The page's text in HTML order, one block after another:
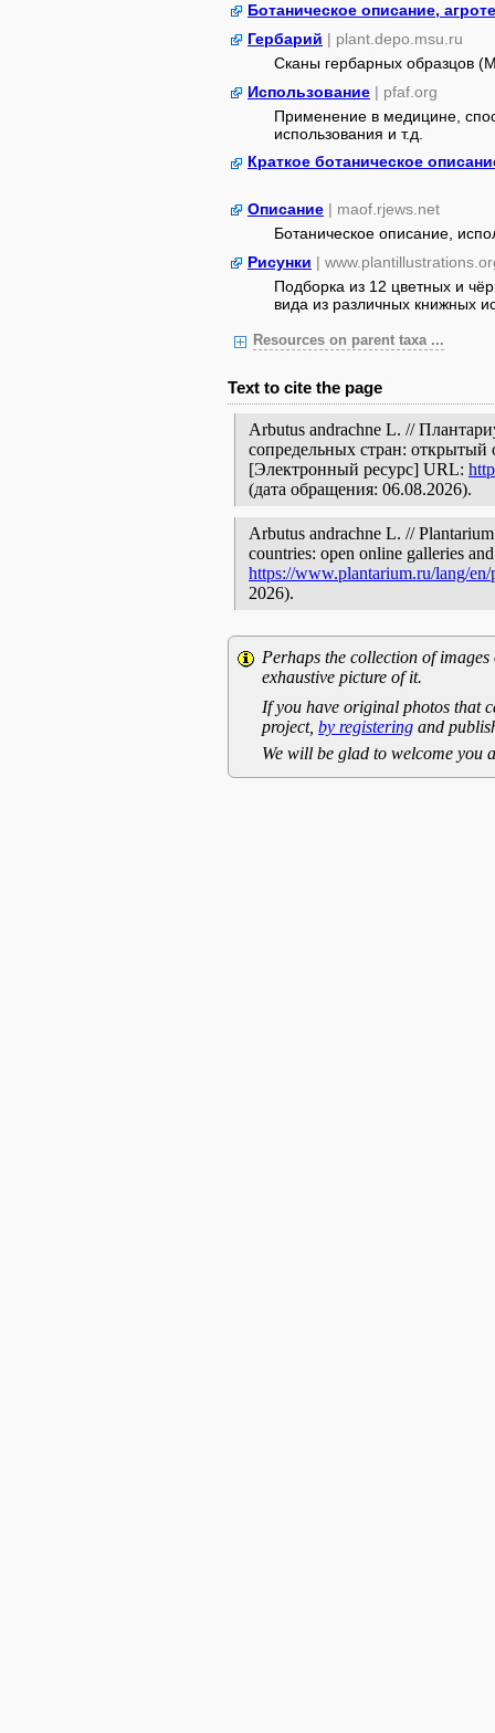
Ботаническое описание,
Гербарий | plant.depo.msu.ru
Сканы гербарных образцов
Использование | pfaf.org
Применение в медицине,
использования и т.д.
Краткое ботаническое
Описание | maof.rjews.net
Ботаническое описание,
Рисунки |
Подборка из 12 цветных и
вида из различных книжных
Resources on parent taxa ...
Text to cite the page
Arbutus andrachne L. //
сопредельных стран: открытый
[Электронный ресурс] URL:
(дата обращения: 06.08.2026).
Arbutus andrachne L. //
countries: open online galleries
https://www.plantarium.ru/lang/
2026).
Perhaps the collection of
exhaustive picture of it.
If you have original photos that
project, by registering and
We will be glad to welcome